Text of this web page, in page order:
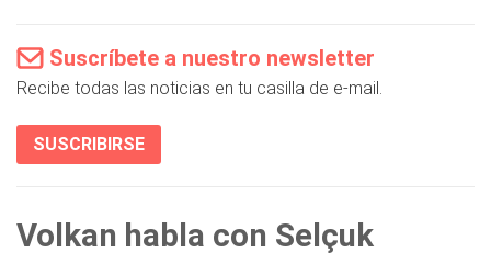
Suscríbete a nuestro newsletter
Recibe todas las noticias en tu casilla de e-mail.
SUSCRIBIRSE
Volkan habla con Selçuk